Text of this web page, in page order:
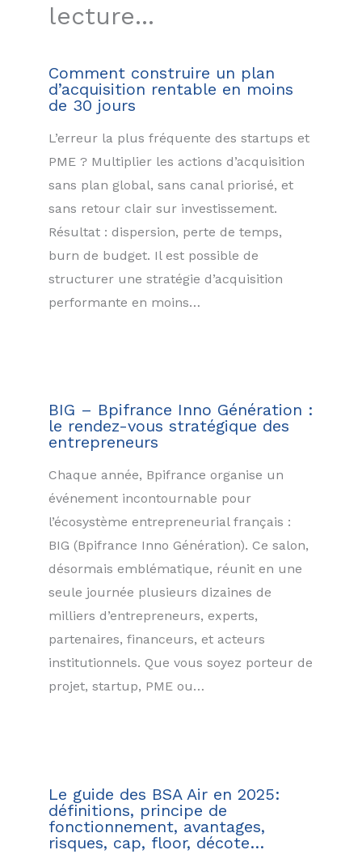
lecture...
Comment construire un plan
d’acquisition rentable en moins
de 30 jours
L’erreur la plus fréquente des startups et
PME ? Multiplier les actions d’acquisition
sans plan global, sans canal priorisé, et
sans retour clair sur investissement.
Résultat : dispersion, perte de temps,
burn de budget. Il est possible de
structurer une stratégie d’acquisition
performante en moins…
BIG – Bpifrance Inno Génération :
le rendez-vous stratégique des
entrepreneurs
Chaque année, Bpifrance organise un
événement incontournable pour
l’écosystème entrepreneurial français :
BIG (Bpifrance Inno Génération). Ce salon,
désormais emblématique, réunit en une
seule journée plusieurs dizaines de
milliers d’entrepreneurs, experts,
partenaires, financeurs, et acteurs
institutionnels. Que vous soyez porteur de
projet, startup, PME ou…
Le guide des BSA Air en 2025:
définitions, principe de
fonctionnement, avantages,
risques, cap, floor, décote…